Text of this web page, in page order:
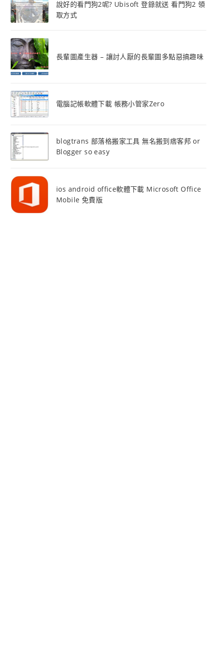
說好的看門狗2呢? Ubisoft 登錄就送 看門狗2 領
取方式
長輩圖產生器 – 讓討人厭的長輩圖多點惡搞趣味
電腦記帳軟體下載 帳務小管家Zero
blogtrans 部落格搬家工具 無名搬到痞客邦 or
Blogger so easy
ios android office軟體下載 Microsoft Office
Mobile 免費版